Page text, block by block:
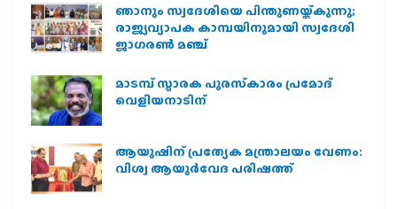
ഞാനും സ്വദേശിയെ പിന്തുണയ്ക്കുന്നു;
രാജ്യവ്യാപക കാമ്പയിനുമായി സ്വദേശി
ജാഗരണ്‍ മഞ്ച്
മാടമ്പ് സ്മാരക പുരസ്‌കാരം പ്രമോദ്
വെളിയനാടിന്
ആയുഷിന് പ്രത്യേക മന്ത്രാലയം വേണം:
വിശ്വ ആയുര്‍വേദ പരിഷത്ത്